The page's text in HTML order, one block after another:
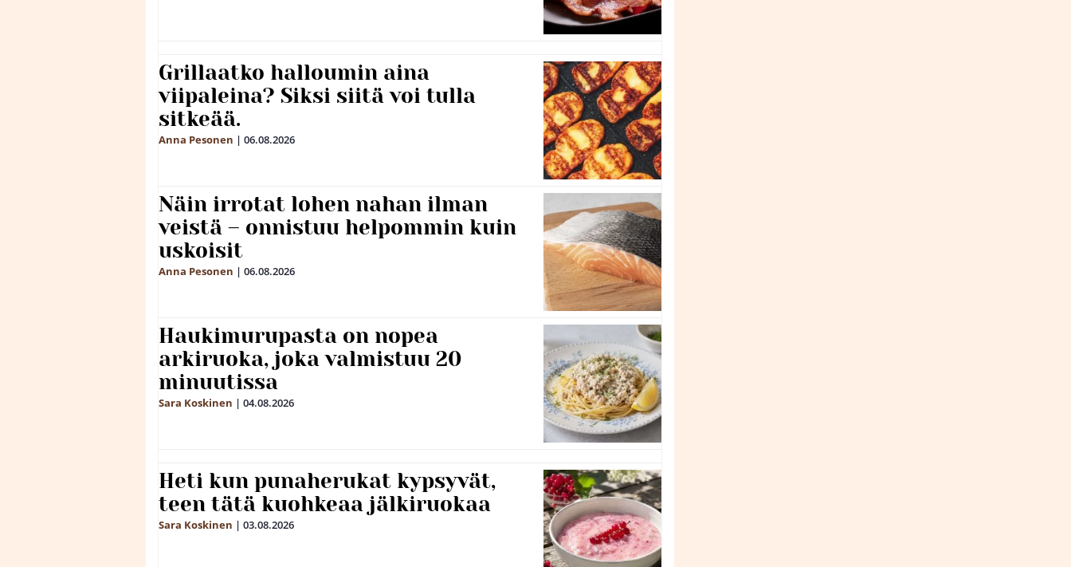
Grillaatko halloumin aina
viipaleina? Siksi siitä voi tulla
sitkeää.
Anna Pesonen | 06.08.2026
Näin irrotat lohen nahan ilman
veistä – onnistuu helpommin kuin
uskoisit
Anna Pesonen | 06.08.2026
Haukimurupasta on nopea
arkiruoka, joka valmistuu 20
minuutissa
Sara Koskinen | 04.08.2026
Heti kun punaherukat kypsyvät,
teen tätä kuohkeaa jälkiruokaa
Sara Koskinen | 03.08.2026